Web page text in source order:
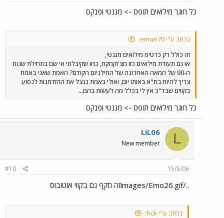
כל חוגר מילואים תופס -> מגנטי ופנקס
נכתב ע"י eman70:
זה כולל רק כרטיס מילואים מגנטי,
או גם תעודת מילואים כזו מצ'וקמקת, כמו שקיבלתי אי שם בתחילת שנות
ה-90 של המאה האחרונה של המילניום הקודם? האמת שאני באמת
צריך להיות בת"א באותו יום, ואולי באמת ננצל את ההזדמנות לנסוע
בקווים שבד"כ אין לי בכלל מה לעשות בהם...
כל חוגר מילואים תופס -> מגנטי ופנקס
L
LiL06
New member
15/5/06
#10
../images/Emo26.gifזה תקף גם בקווי אוטובוס
נכתב ע"י hck: